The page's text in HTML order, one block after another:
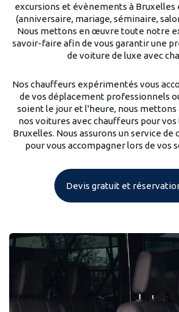
excursions et évènements à Bruxelles
(anniversaire, mariage, séminaire,
Nous mettons en œuvre toute notre
savoir-faire afin de vous garantir une
de voiture de luxe avec
Nos chauffeurs expérimentés vous
de vos déplacement professionnels
soient le jour et l'heure, nous
nos voitures avec chauffeurs pour
Bruxelles. Nous assurons un service
pour vous accompagner lors de vos
Devis gratuit et